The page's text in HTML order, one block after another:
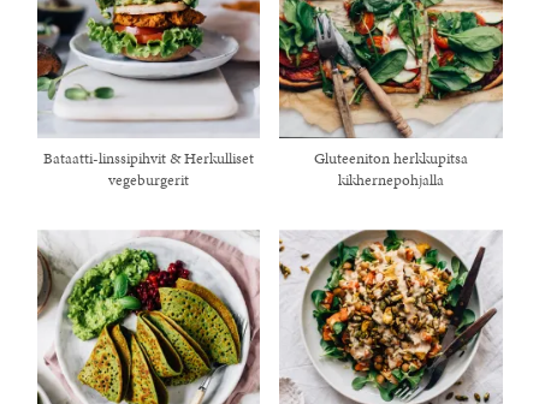
Bataatti-linssipihvit & Herkulliset
vegeburgerit
Gluteeniton herkkupitsa
kikhernepohjalla